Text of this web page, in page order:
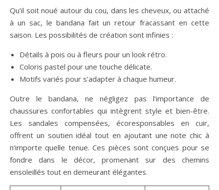
Qu’il soit noué autour du cou, dans les cheveux, ou attaché
à un sac, le bandana fait un retour fracassant en cette
saison. Les possibilités de création sont infinies :
Détails à pois ou à fleurs pour un look rétro.
Coloris pastel pour une touche délicate.
Motifs variés pour s’adapter à chaque humeur.
Outre le bandana, ne négligez pas l’importance de
chaussures confortables qui intègrent style et bien-être.
Les sandales compensées, écoresponsables en cuir,
offrent un soutien idéal tout en ajoutant une note chic à
n’importe quelle tenue. Ces pièces sont conçues pour se
fondre dans le décor, promenant sur des chemins
ensoleillés tout en demeurant élégantes.